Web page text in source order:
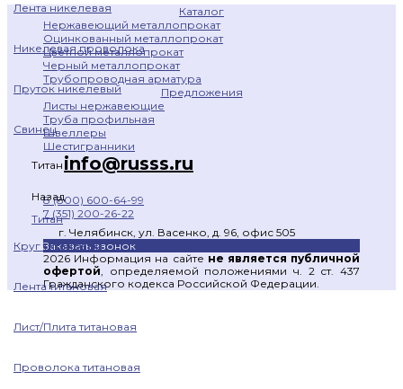
Лента никелевая
Никелевая проволока
Пруток никелевый
Свинец
Титан
Назад
Титан
Круг титановый
Лента титановая
Лист/Плита титановая
Проволока титановая
Каталог
Нержавеющий металлопрокат
Оцинкованный металлопрокат
Цветной металлопрокат
Черный металлопрокат
Трубопроводная арматура
Предложения
Листы нержавеющие
Труба профильная
Швеллеры
Шестигранники
info@russs.ru
8 (800) 600-64-99
7 (351) 200-26-22
г. Челябинск, ул. Васенко, д. 96, офис 505
Заказать звонок
2026 Информация на сайте не является публичной
офертой , определяемой положениями ч. 2 ст. 437
Гражданского кодекса Российской Федерации.